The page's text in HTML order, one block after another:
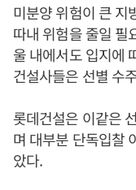
미분양 위험이 큰 지
따내 위험을 줄일 필
울 내에서도 입지에
건설사들은 선별 수
롯데건설은 이같은
며 대부분 단독입찰
았다.